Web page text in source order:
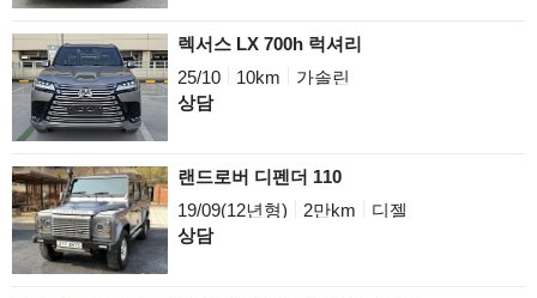
렉서스 LX 700h 럭셔리
25/10
10km
가솔린
상담
랜드로버 디펜더 110
19/09(12년형)
2만km
디젤
상담